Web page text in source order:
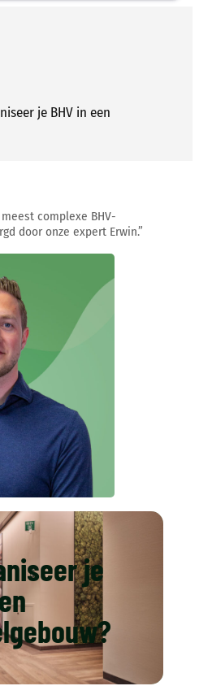
je BHV in een
complexe BHV-
door onze expert Erwin.”
je